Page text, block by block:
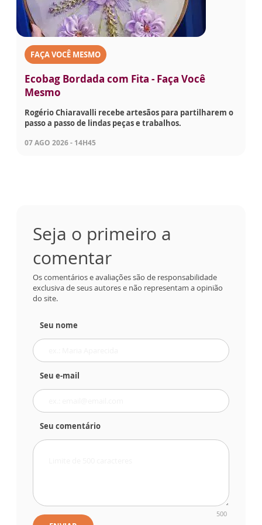
FAÇA VOCÊ MESMO
Ecobag Bordada com Fita - Faça Você
Mesmo
Rogério Chiaravalli recebe artesãos para partilharem o
passo a passo de lindas peças e trabalhos.
07 AGO 2026 - 14H45
Seja o primeiro a
comentar
Os comentários e avaliações são de responsabilidade
exclusiva de seus autores e não representam a opinião
do site.
Seu nome
Seu e-mail
Seu comentário
500